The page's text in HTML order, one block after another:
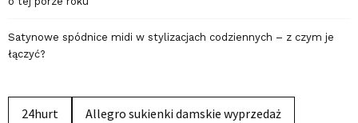
Satynowe spódnice midi w stylizacjach codziennych – z czym je
łączyć?
24hurt Allegro sukienki damskie wyprzedaż